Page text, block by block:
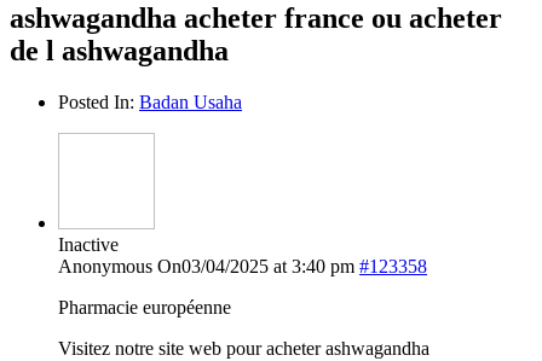
ashwagandha acheter france ou acheter
de l ashwagandha
Posted In: Badan Usaha
Inactive
Anonymous On03/04/2025 at 3:40 pm #123358
Pharmacie européenne
Visitez notre site web pour acheter ashwagandha